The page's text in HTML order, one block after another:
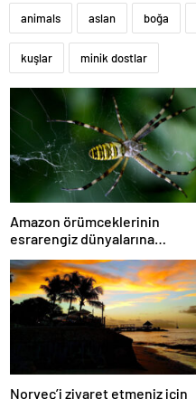
animals aslan boğa
kuşlar minik dostlar
Amazon örümceklerinin
esrarengiz dünyalarına
gitmeye hazır olun.
Norveç’i ziyaret etmeniz için